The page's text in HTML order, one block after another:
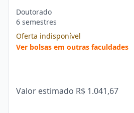
Doutorado
6 semestres
Oferta indisponível
Ver bolsas em outras faculdades
Valor estimado R$ 1.041,67